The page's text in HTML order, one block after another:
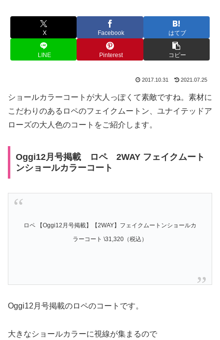
X Facebook はてブ
LINE Pinterest コピー
2017.10.31 2021.07.25
ショールカラーコートが大人っぽくて素敵ですね。素材に
こだわりのあるロペのフェイクムートン、ユナイテッドア
ローズの大人色のコートをご紹介します。
Oggi12月号掲載 ロペ 2WAY フェイクムート
ンショールカラーコート
ロペ 【Oggi12月号掲載】【2WAY】フェイクムートンショールカ
ラーコート \31,320（税込）
Oggi12月号掲載のロペのコートです。
大きなショールカラーに視線が集まるので